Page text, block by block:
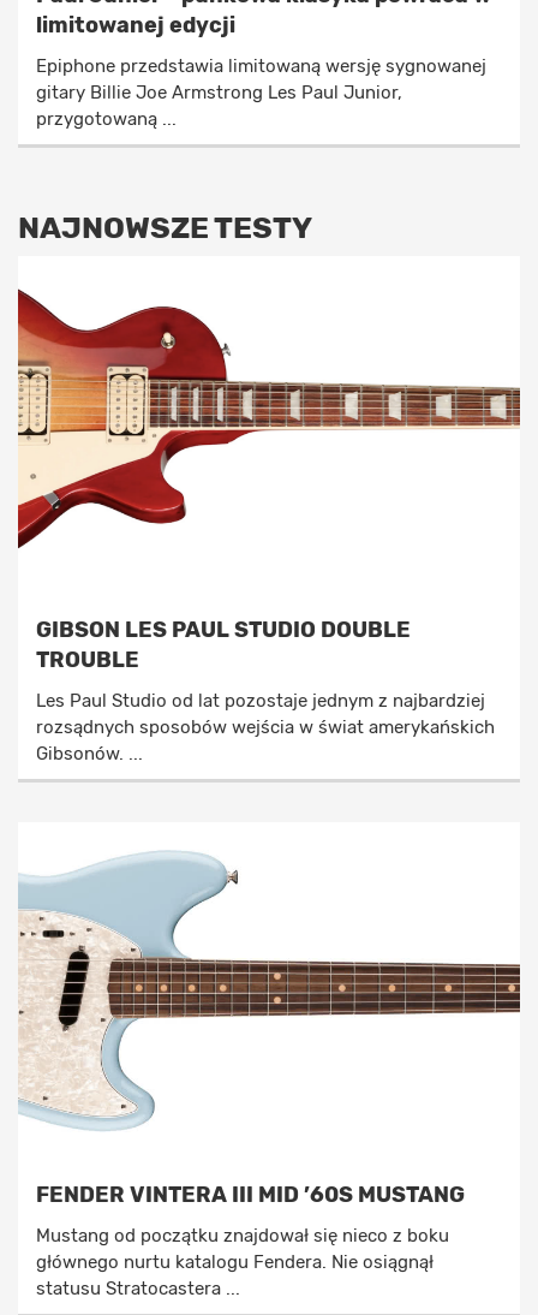
limitowanej edycji
Epiphone przedstawia limitowaną wersję sygnowanej
gitary Billie Joe Armstrong Les Paul Junior,
przygotowaną ...
NAJNOWSZE TESTY
GIBSON LES PAUL STUDIO DOUBLE
TROUBLE
Les Paul Studio od lat pozostaje jednym z najbardziej
rozsądnych sposobów wejścia w świat amerykańskich
Gibsonów. ...
FENDER VINTERA III MID ’60S MUSTANG
Mustang od początku znajdował się nieco z boku
głównego nurtu katalogu Fendera. Nie osiągnął
statusu Stratocastera ...